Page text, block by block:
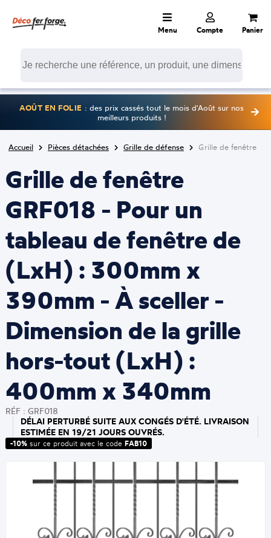
Menu Compte Panier
AOÛT EN FOLIE : des prix cassés tout le mois d'Août sur nos
meilleurs produits !
Accueil Pièces détachées Grille de défense Grille de fenêtre
Grille de fenêtre
GRF018 - Pour un
tableau de fenêtre de
(LxH) : 300mm x
390mm - À sceller -
Dimension de la grille
hors-tout (LxH) :
400mm x 340mm
RÉF : GRF018
DÉLAI PERTURBÉ SUITE AUX CONGÉS D'ÉTÉ. LIVRAISON
ESTIMÉE EN 19/21 JOURS OUVRÉS.
-10%sur ce produit avec le code FAB10